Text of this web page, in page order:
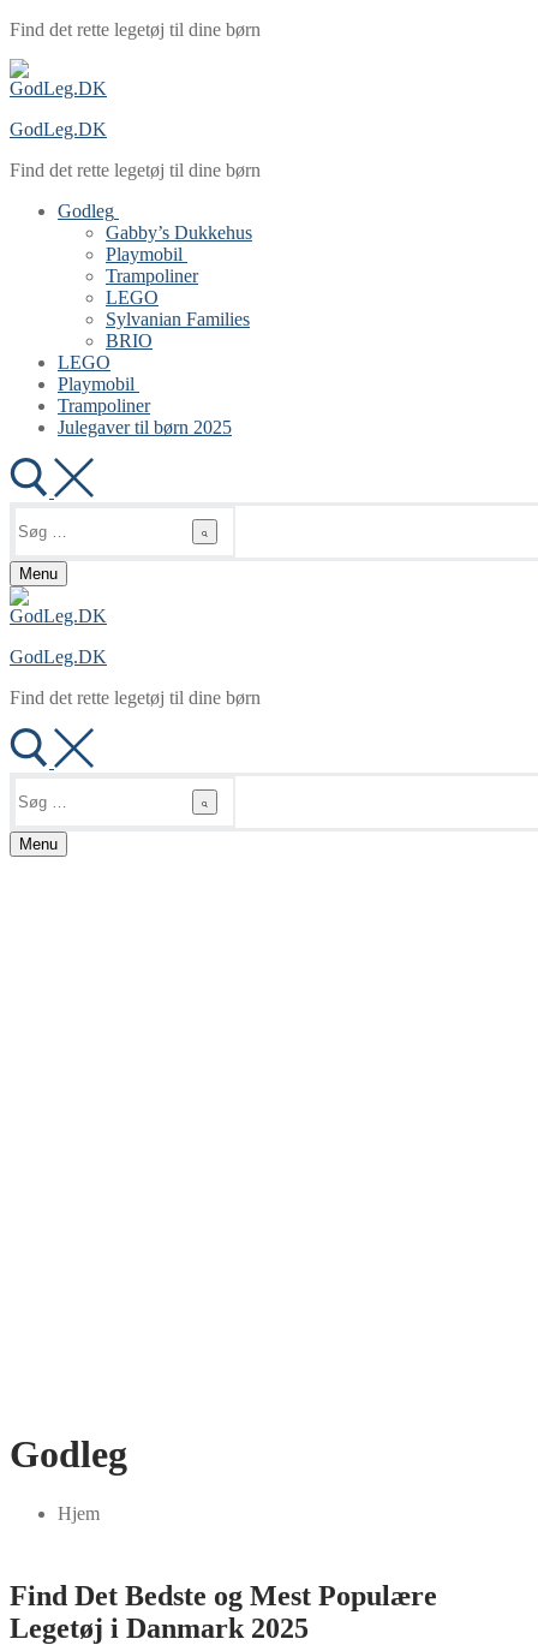
Spring
indhold
Menu
Luk
Find det rette legetøj til dine børn
GodLeg.DK
Find det rette legetøj til dine børn
Godleg
Gabby’s Dukkehus
Playmobil
Trampoliner
LEGO
Sylvanian Families
BRIO
LEGO
Playmobil
Trampoliner
Julegaver til børn 2025
efter:
Menu
GodLeg.DK
Find det rette legetøj til dine børn
efter:
Menu
Godleg
Hjem
Find Det Bedste og Mest Populære
Legetøj i Danmark 2025